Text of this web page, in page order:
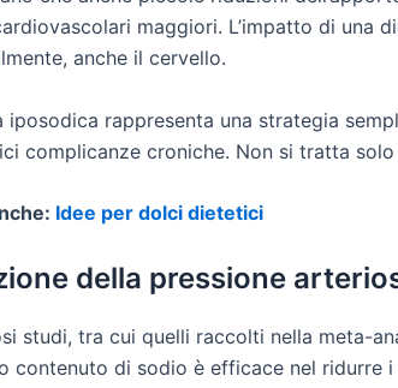
maggiori. L’impatto di una
anche il cervello.
iposodica rappresenta una strategia
complicanze croniche. Non si tratta
Idee per dolci dietetici
della pressione
studi, tra cui quelli raccolti nella meta-
contenuto di sodio è efficace nel ridurre